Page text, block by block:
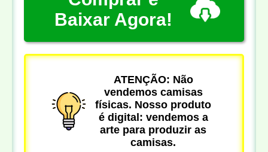
Baixar Agora!
ATENÇÃO: Não
vendemos camisas
físicas. Nosso produto
é digital: vendemos a
arte para produzir as
camisas.